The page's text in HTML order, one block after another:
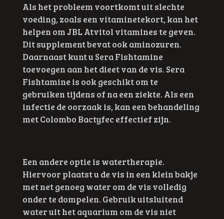
Als het probleem voortkomt uit slechte
voeding, zoals een vitaminetekort, kan het
helpen om JBL Atvitol vitamines te geven.
Dit supplement bevat ook aminozuren.
Daarnaast kunt u Sera Fishtamine
toevoegen aan het dieet van de vis. Sera
Fishtamine is ook geschikt om te
gebruiken tijdens of na een ziekte. Als een
infectie de oorzaak is, kan een behandeling
met Colombo Bactyfec effectief zijn.
Een andere optie is watertherapie.
Hiervoor plaatst u de vis in een klein bakje
met net genoeg water om de vis volledig
onder te dompelen. Gebruik uitsluitend
water uit het aquarium om de vis niet